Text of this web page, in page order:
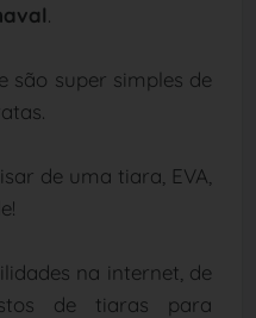
são super simples de
de uma tiara, EVA,
na internet, de
de tiaras para